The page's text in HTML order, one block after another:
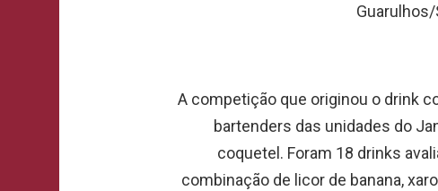
Guarulhos/
A competição que originou o drink
bartenders das unidades do
coquetel. Foram 18 drinks
combinação de licor de banana,